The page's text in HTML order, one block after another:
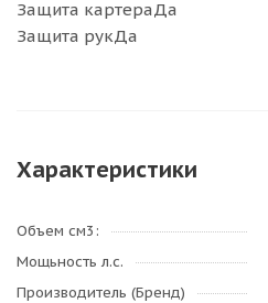
Защита картераДа
Защита рукДа
Характеристики
Объем см3:
Мощьность л.с.
Производитель (Бренд)